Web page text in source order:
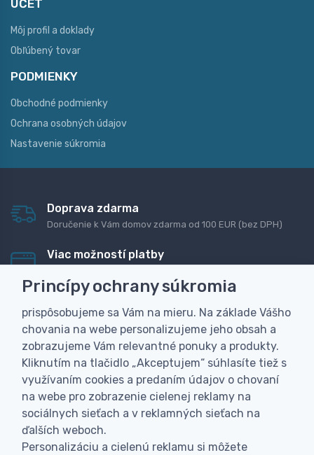
ÚČET
Môj profil a doklady
Obľúbený tovar
PODMIENKY
Obchodné podmienky
Ochrana osobných údajov
Nastavenie súkromia
Doprava zdarma
Doručenie k Vám domov zdarma od 100 EUR (bez DPH)
Viac možností platby
dobierku
Personalizácia
Vyrobíme Vám vlastný originálny darček
Skúsenosť
Široký sortiment, z ktorého Vám pomôžeme vybrať
Princípy ochrany súkromia
prispôsobujeme sa Vám na mieru. Na základe Vášho
chovania na webe personalizujeme jeho obsah a
zobrazujeme Vám relevantné ponuky a produkty.
Kliknutím na tlačidlo „Akceptujem“ súhlasíte tiež s
využívaním cookies a predaním údajov o chovaní
na webe pro zobrazenie cielenej reklamy na
sociálnych sieťach a v reklamných sieťach na
ďalších weboch.
Personalizáciu a cielenú reklamu si môžete